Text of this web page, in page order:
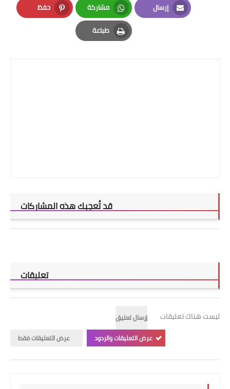
حفظ
Pinterest
مشاركة
Whatsapp
إرسال
Email
طباعة
Print
قد تُعجبك هذه المشاركات
تعليقات
ليست هناك تعليقات
إرسال تعليق
عرض التعليقات فقط
عرض التعليقات والردود